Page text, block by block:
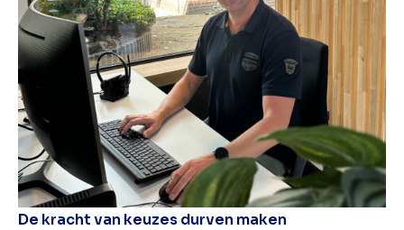
De kracht van keuzes durven maken